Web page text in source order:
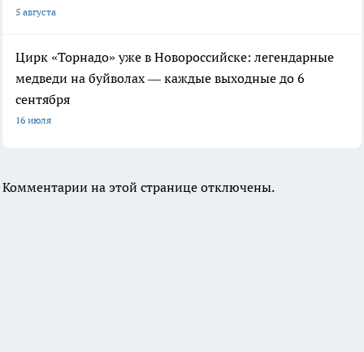
5 августа
Цирк «Торнадо» уже в Новороссийске: легендарные
медведи на буйволах — каждые выходные до 6
сентября
16 июля
Комментарии на этой странице отключены.